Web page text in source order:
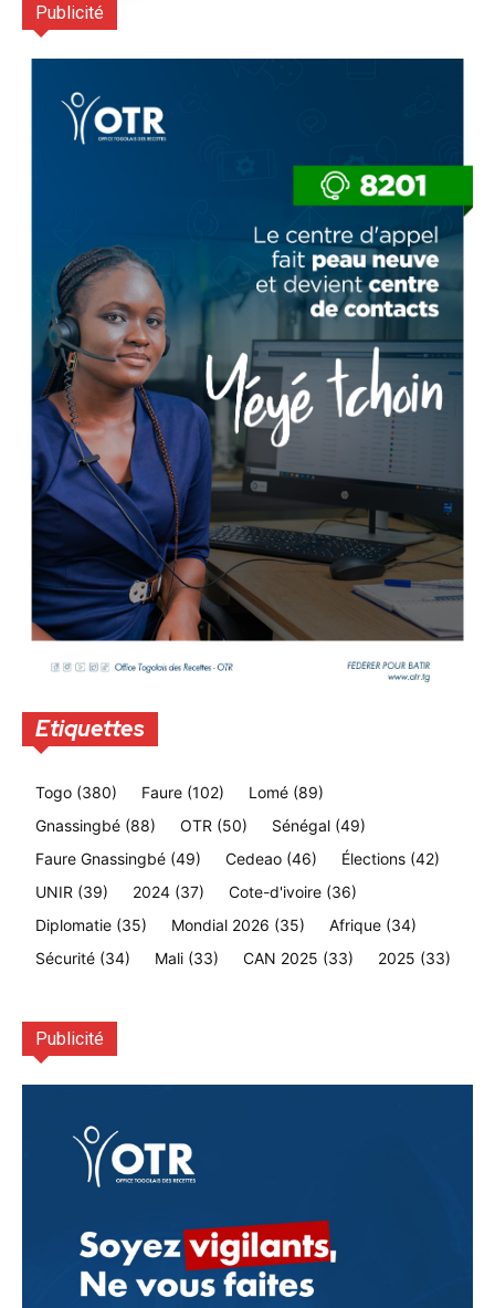
Publicité
Etiquettes
Togo (380) Faure (102) Lomé (89)
Gnassingbé (88) OTR (50) Sénégal (49)
Faure Gnassingbé (49) Cedeao (46) Élections (42)
UNIR (39) 2024 (37) Cote-d'ivoire (36)
Diplomatie (35) Mondial 2026 (35) Afrique (34)
Sécurité (34) Mali (33) CAN 2025 (33) 2025 (33)
Publicité